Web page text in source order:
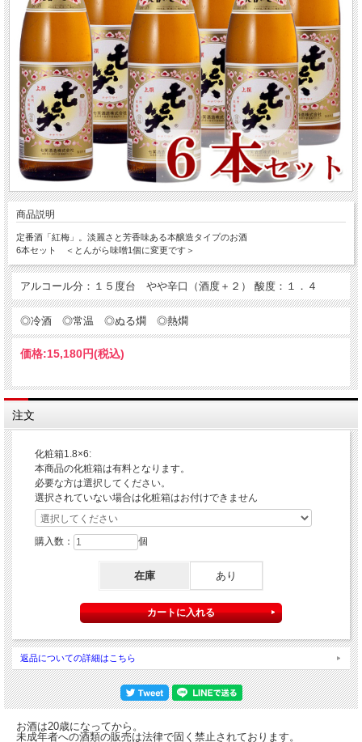
商品説明
定番酒「紅梅」。淡麗さと芳香味ある本醸造タイプのお酒
6本セット ＜とんがら味噌1個に変更です＞
アルコール分：１５度台 やや辛口（酒度＋２） 酸度：１．４
◎冷酒 ◎常温 ◎ぬる燗 ◎熱燗
価格:15,180円(税込)
注文
化粧箱1.8×6:
本商品の化粧箱は有料となります。
必要な方は選択してください。
選択されていない場合は化粧箱はお付けできません
購入数： 個
在庫 あり
返品についての詳細はこちら
お酒は20歳になってから。
未成年者への酒類の販売は法律で固く禁止されております。